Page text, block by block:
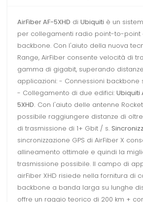
AirFiber AF-5XHD di Ubiquiti è un
per collegamenti radio point-to-point
backbone. Con l'aiuto della nuova
Range, AirFiber consente velocità di
gamma di gigabit, superando
applicazioni: - Connessioni backbone
- Collegamento di due edifici: Ubiquiti
5XHD. Con l'aiuto delle antenne
possibile raggiungere distanze di
di trasmissione di 1+ Gbit / s.
sincronizzazione GPS di AirFiber X
allineamento ottimale e quindi la
trasmissione possibile. Il campo di
airFiber XHD risiede nella fornitura di
backbone a banda larga su lunghe
offre un raggio teorico di 200 km +